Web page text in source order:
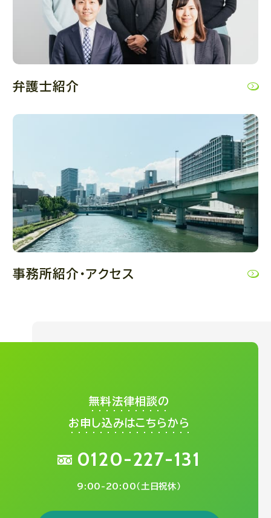
弁護士紹介
事務所紹介・アクセス
無料法律相談の
お申し込みはこちらから
0120-227-131
9:00-20:00（土日祝休）